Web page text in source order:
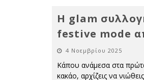
Η glam
festive mode
4 Νοεμβρίου 2025
Κάπου ανάμεσα στα
κακάο, αρχίζεις να